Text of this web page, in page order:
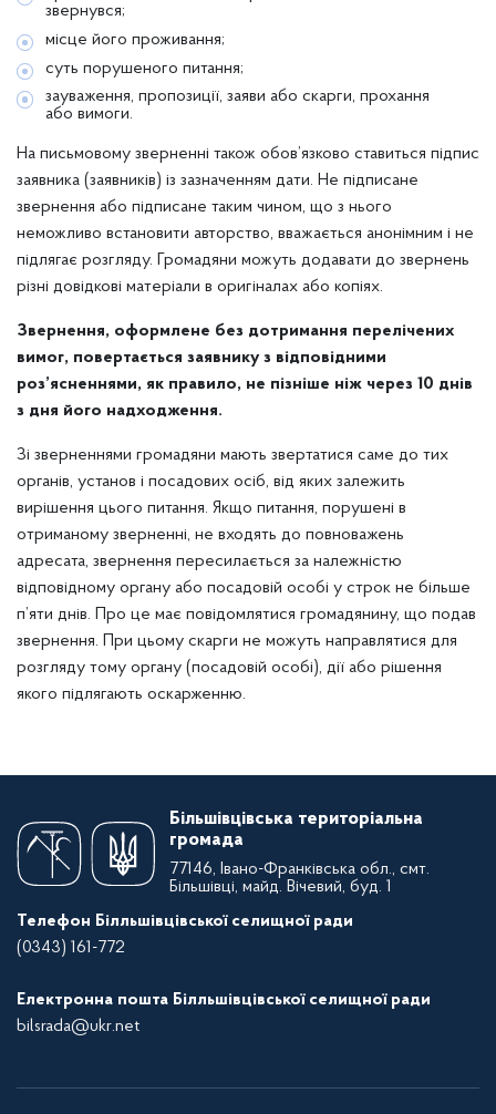
звернувся;
місце його проживання;
суть порушеного питання;
зауваження, пропозиції, заяви або скарги, прохання
або вимоги.
На письмовому зверненні також обов’язково ставиться підпис
заявника (заявників) із зазначенням дати. Не підписане
звернення або підписане таким чином, що з нього
неможливо встановити авторство, вважається анонімним і не
підлягає розгляду. Громадяни можуть додавати до звернень
різні довідкові матеріали в оригіналах або копіях.
Звернення, оформлене без дотримання перелічених
вимог, повертається заявнику з відповідними
роз’ясненнями, як правило, не пізніше ніж через 10 днів
з дня його надходження.
Зі зверненнями громадяни мають звертатися саме до тих
органів, установ і посадових осіб, від яких залежить
вирішення цього питання. Якщо питання, порушені в
отриманому зверненні, не входять до повноважень
адресата, звернення пересилається за належністю
відповідному органу або посадовій особі у строк не більше
п’яти днів. Про це має повідомлятися громадянину, що подав
звернення. При цьому скарги не можуть направлятися для
розгляду тому органу (посадовій особі), дії або рішення
якого підлягають оскарженню.
Більшівцівська територіальна
громада
77146, Івано-Франківська обл., смт.
Більшівці, майд. Вічевий, буд. 1
Телефон Білльшівцівської селищної ради
(0343) 161-772
Електронна пошта Білльшівцівської селищної ради
bilsrada@ukr.net